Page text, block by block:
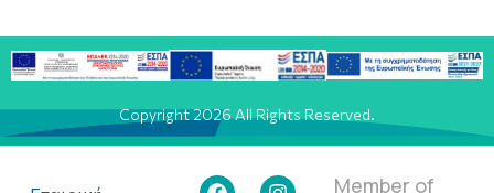
Copyright 2026 All Rights Reserved.
Member of